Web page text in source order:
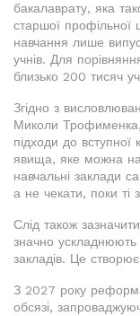
бакалаврату, яка
старшої профільної
навчання лише
учнів. Для
близько 200 тисяч
Згідно з
Миколи Трофименка,
підходи до вступної
явища, яке можна
навчальні заклади
а не чекати, поки ті
Слід також
значно
закладів. Це створює
З 2027 року
обсязі,